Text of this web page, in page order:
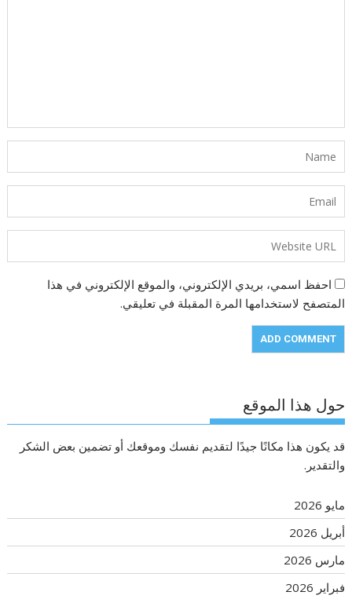
احفظ اسمي، بريدي الإلكتروني، والموقع الإلكتروني في هذا
المتصفح لاستخدامها المرة المقبلة في تعليقي.
حول هذا الموقع
قد يكون هذا مكانًا جيدًا لتقديم نفسك وموقعك أو تضمين بعض الشكر
والتقدير.
مايو 2026
أبريل 2026
مارس 2026
فبراير 2026